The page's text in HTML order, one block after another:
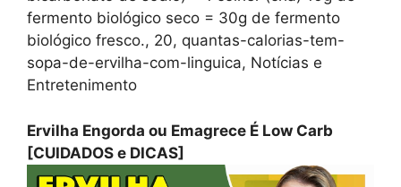
fermento biológico seco = 30g de fermento
biológico fresco., 20, quantas-calorias-tem-
sopa-de-ervilha-com-linguica, Notícias e
Entretenimento
Ervilha Engorda ou Emagrece É Low Carb
[CUIDADOS e DICAS]